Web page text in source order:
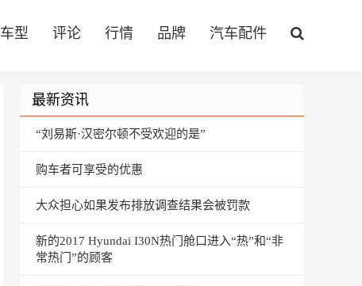
车型 评论 行情 品牌 汽车配件
最新资讯
“刘易斯·汉密尔顿不受欢迎的是”
购车者可享受的优惠
大众担心如果发布排放调查结果会被罚款
新的2017 Hyundai I30N热门舱口进入“热”和“非
常热门”的顾客